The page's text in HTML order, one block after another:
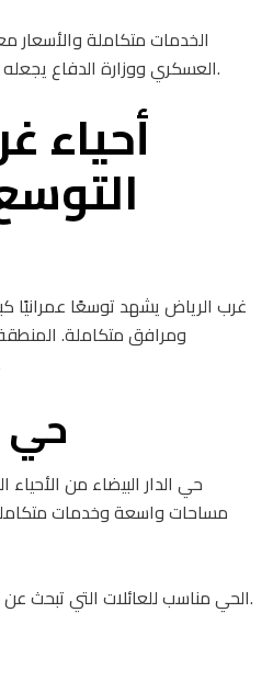
الخدمات متكاملة
العسكري ووزارة الدفاع يجعله مفضلاً للعسكريين وعائلاتهم.
أحياء
غرب الرياض يشهد توسعًا عمرانيًا
ومرافق متكاملة. المنطقة
حي
حي الدار البيضاء من
مساحات واسعة وخدمات
الحي مناسب للعائلات التي تبحث عن مساحات أكبر بأسعار معقولة.